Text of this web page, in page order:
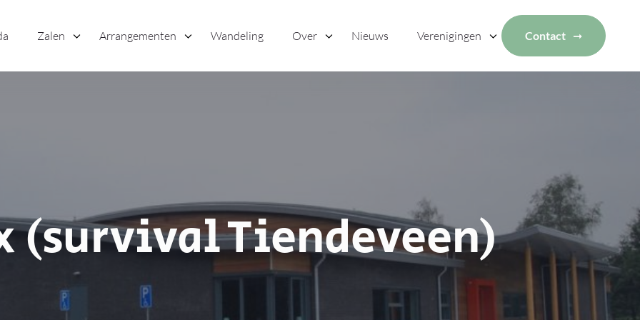
Zalen Arrangementen Wandeling Over Nieuws Verenigingen Contact
(survival Tiendeveen)